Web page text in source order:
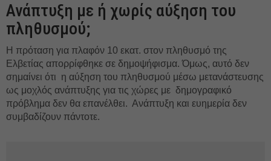
Ανάπτυξη με ή χωρίς αύξηση του
πληθυσμού;
Η πρόταση για πλαφόν 10 εκατ. στον πληθυσμό της
Ελβετίας απορρίφθηκε σε δημοψήφισμα. Όμως, αυτό δεν
σημαίνει ότι η αύξηση του πληθυσμού μέσω μετανάστευσης
ως μοχλός ανάπτυξης για τις χώρες με δημογραφικό
πρόβλημα δεν θα επανέλθει. Ανάπτυξη και ευημερία δεν
συμβαδίζουν πάντοτε.